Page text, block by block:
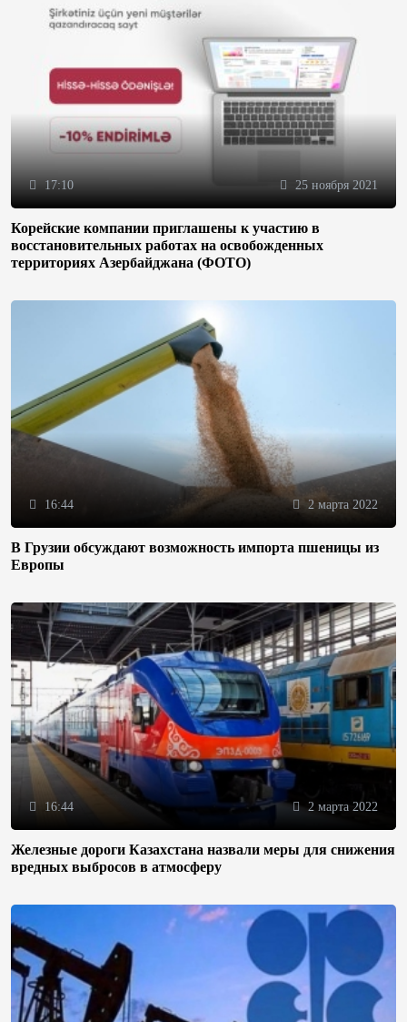
17:10 25 ноября 2021
Корейские компании приглашены к участию в
восстановительных работах на освобожденных
территориях Азербайджана (ФОТО)
16:44 2 марта 2022
В Грузии обсуждают возможность импорта пшеницы из
Европы
16:44 2 марта 2022
Железные дороги Казахстана назвали меры для снижения
вредных выбросов в атмосферу